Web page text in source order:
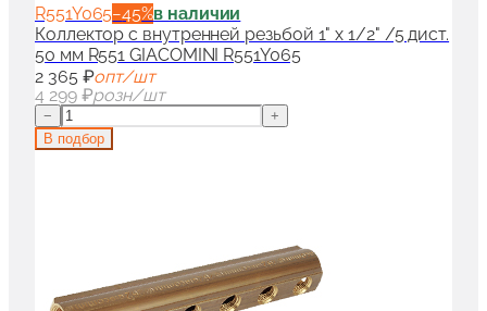
R551Y065−45%в наличии
Коллектор с внутренней резьбой 1" x 1/2" /5 дист.
50 мм R551 GIACOMINI R551Y065
2 365 ₽опт/шт
4 299 ₽розн/шт
−
+
В подбор